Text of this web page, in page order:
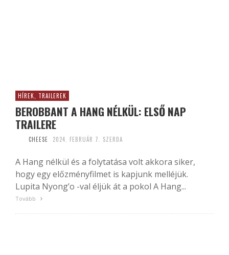
HÍREK, TRAILEREK
BEROBBANT A HANG NÉLKÜL: ELSŐ NAP
TRAILERE
CHEESE 2024. FEBRUÁR 7. SZERDA
A Hang nélkül és a folytatása volt akkora siker,
hogy egy előzményfilmet is kapjunk melléjük.
Lupita Nyong’o -val éljük át a pokol A Hang...
Tovább